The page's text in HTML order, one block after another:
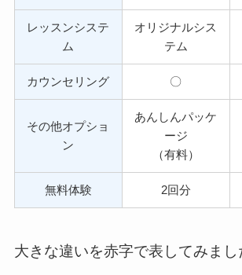
レッスンシステ
ム
オリジナルシス
テム
カウンセリング 〇
その他オプショ
ン
あんしんパッケ
ージ
（有料）
無料体験 2回分
大きな違いを赤字で表してみまし